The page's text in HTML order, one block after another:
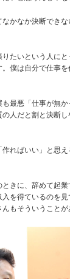
かなか決断でき
たいという人に
僕は自分で仕事
最悪「仕事が無
人だと割と決断
ればいい」と思
きに、辞めて起
を得ているのを
もそういうことが